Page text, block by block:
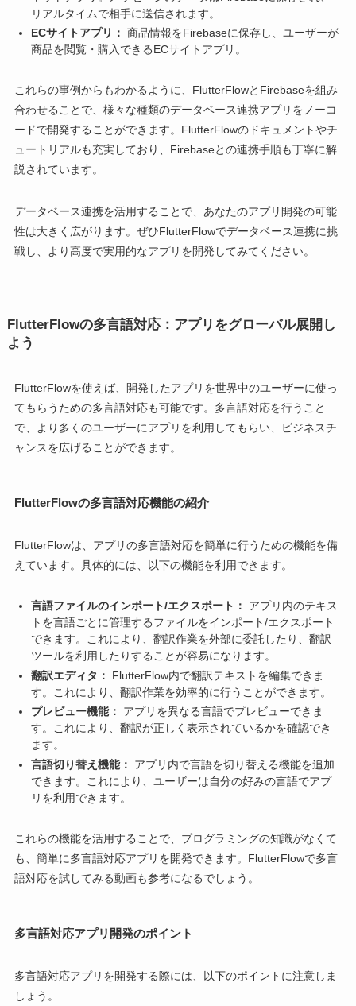
リアルタイムで相手に送信されます。
ECサイトアプリ： 商品情報をFirebaseに保存し、ユーザーが
商品を閲覧・購入できるECサイトアプリ。
これらの事例からもわかるように、FlutterFlowとFirebaseを組み
合わせることで、様々な種類のデータベース連携アプリをノーコ
ードで開発することができます。FlutterFlowのドキュメントやチ
ュートリアルも充実しており、Firebaseとの連携手順も丁寧に解
説されています。
データベース連携を活用することで、あなたのアプリ開発の可能
性は大きく広がります。ぜひFlutterFlowでデータベース連携に挑
戦し、より高度で実用的なアプリを開発してみてください。
FlutterFlowの多言語対応：アプリをグローバル展開し
よう
FlutterFlowを使えば、開発したアプリを世界中のユーザーに使っ
てもらうための多言語対応も可能です。多言語対応を行うこと
で、より多くのユーザーにアプリを利用してもらい、ビジネスチ
ャンスを広げることができます。
FlutterFlowの多言語対応機能の紹介
FlutterFlowは、アプリの多言語対応を簡単に行うための機能を備
えています。具体的には、以下の機能を利用できます。
言語ファイルのインポート/エクスポート：
アプリ内のテキス
トを言語ごとに管理するファイルをインポート/エクスポート
できます。これにより、翻訳作業を外部に委託したり、翻訳
ツールを利用したりすることが容易になります。
翻訳エディタ：
FlutterFlow内で翻訳テキストを編集できま
す。これにより、翻訳作業を効率的に行うことができます。
プレビュー機能：
アプリを異なる言語でプレビューできま
す。これにより、翻訳が正しく表示されているかを確認でき
ます。
言語切り替え機能：
アプリ内で言語を切り替える機能を追加
できます。これにより、ユーザーは自分の好みの言語でアプ
リを利用できます。
これらの機能を活用することで、プログラミングの知識がなくて
も、簡単に多言語対応アプリを開発できます。FlutterFlowで多言
語対応を試してみる動画も参考になるでしょう。
多言語対応アプリ開発のポイント
多言語対応アプリを開発する際には、以下のポイントに注意しま
しょう。